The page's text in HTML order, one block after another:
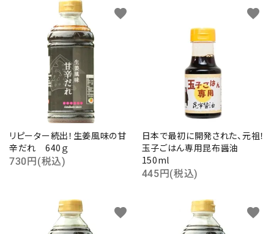
リピーター続出！生姜風味の甘
辛だれ 640ｇ
730円(税込)
favorite
日本で最初に開発された、元祖！
玉子ごはん専用昆布醤油
150ml
445円(税込)
favorite
favorite favorite